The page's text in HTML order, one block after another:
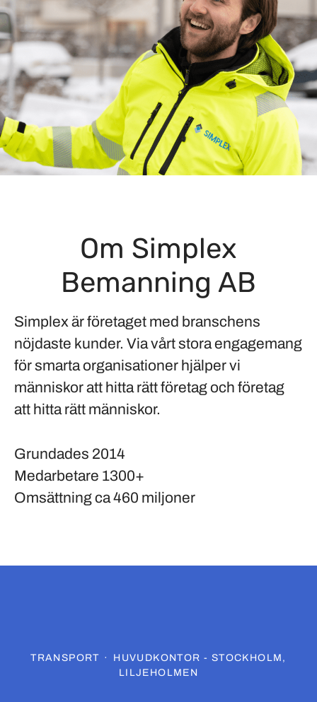
Om Simplex
Bemanning AB
Simplex är företaget med branschens
nöjdaste kunder. Via vårt stora engagemang
för smarta organisationer hjälper vi
människor att hitta rätt företag och företag
att hitta rätt människor.
Grundades 2014
Medarbetare 1300+
Omsättningca 460 miljoner
TRANSPORT ·
HUVUDKONTOR - STOCKHOLM,
LILJEHOLMEN